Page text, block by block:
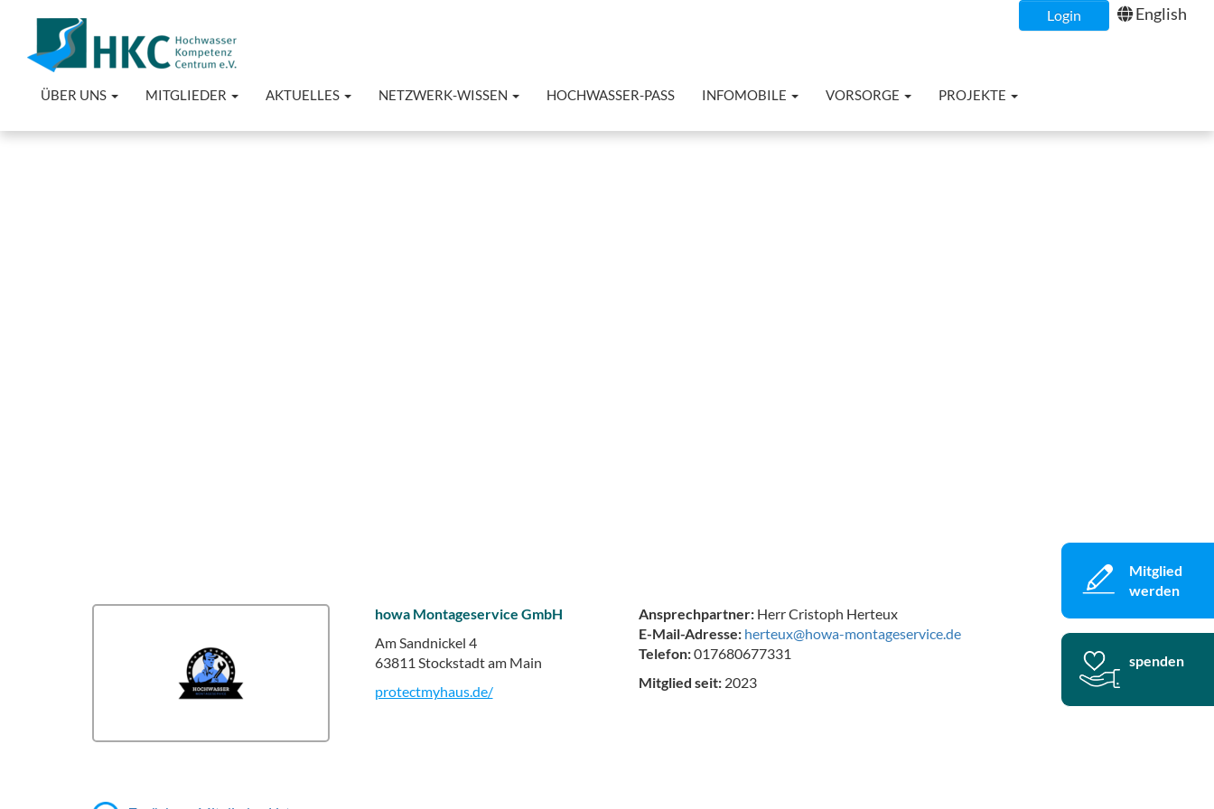
Mitglied
werden
spenden
Login English
ÜBER UNS MITGLIEDER AKTUELLES NETZWERK-WISSEN HOCHWASSER-PASS INFOMOBILE VORSORGE PROJEKTE
howa Montageservice GmbH
Am Sandnickel 4
63811 Stockstadt am Main
protectmyhaus.de/
Ansprechpartner: Herr Cristoph Herteux
E-Mail-Adresse: herteux@howa-montageservice.de
Telefon:017680677331
Mitglied seit: 2023